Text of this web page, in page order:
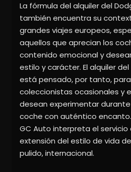
La fórmula del alquiler del
también encuentra su
grandes viajes europeos,
aquellos que aprecian los
contenido emocional y
estilo y carácter. El alquiler
está pensado, por tanto,
coleccionistas ocasionales y
desean experimentar
coche con auténtico
GC Auto interpreta el servicio
extensión del estilo de vida
pulido, internacional.